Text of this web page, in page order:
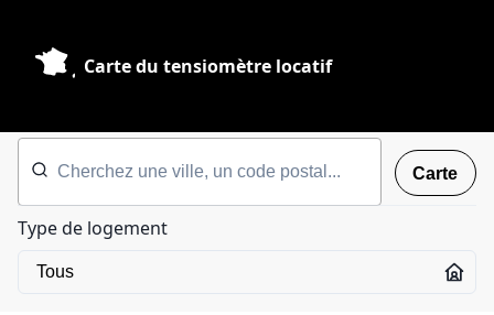
Carte du tensiomètre locatif
Carte
Type de logement